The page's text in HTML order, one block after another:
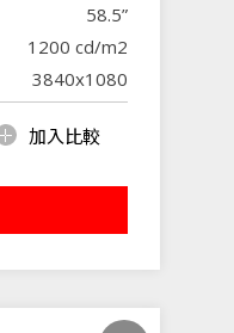
58.5”
1200 cd/m2
3840x1080
加入比較